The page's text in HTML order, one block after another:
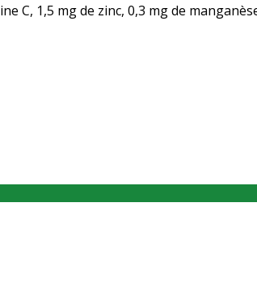
C, 1,5 mg de zinc, 0,3 mg de